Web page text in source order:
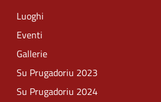
Luoghi
Eventi
Gallerie
Su Prugadoriu 2023
Su Prugadoriu 2024